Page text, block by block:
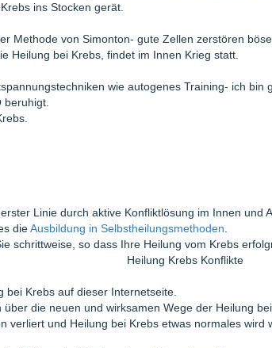
ins Stocken gerät.
Methode von Simonton- gute Zellen zerstören böse
Heilung bei Krebs, findet im Innen Krieg statt.
wie autogenes Training- ich bin
beruhigt.
Linie durch aktive Konfliktlösung im Innen und
dieAusbildung in Selbstheilungsmethoden
schrittweise, so dass Ihre Heilung vom Krebs
bei Krebs auf dieser Internetseite.
die neuen und wirksamen Wege der Heilung bei
verliert und Heilung bei Krebs etwas normales wird